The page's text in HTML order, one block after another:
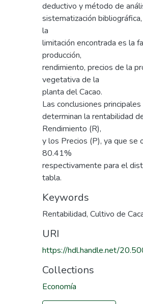
deductivo y método de
sistematización
la
limitación encontrada es la
producción,
rendimiento, precios de la
vegetativa de la
planta del Cacao.
Las conclusiones
determinan la rentabilidad
Rendimiento (R),
y los Precios (P), ya que se
80.41%
respectivamente para el
tabla.
Keywords
Rentabilidad, Cultivo de
URI
https://hdl.handle.net/
Collections
Economía